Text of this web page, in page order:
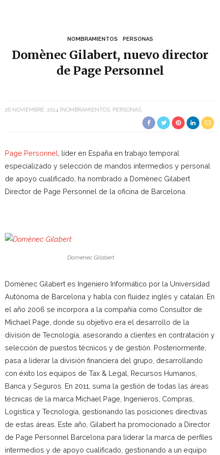
NOMBRAMIENTOS PERSONAS
Domènec Gilabert, nuevo director
de Page Personnel
26 NOVIEMBRE, 2014 NOMBRAMIENTOS PERSONAS
Page Personnel , líder en España en trabajo temporal
especializado y selección de mandos intermedios y personal
de apoyo cualificado, ha nombrado a Domènec Gilabert
Director de Page Personnel de la oficina de Barcelona.
Domènec Gilabert
Domènec Gilabert es Ingeniero Informático por la Universidad
Autónoma de Barcelona y habla con fluidez inglés y catalán. En
el año 2006 se incorpora a la compañía como Consultor de
Michael Page, donde su objetivo era el desarrollo de la
división de Tecnología, asesorando a clientes en contratación y
selección de puestos técnicos y de gestión. Posteriormente,
pasa a liderar la división financiera del grupo, desarrollando
con éxito los equipos de Tax & Legal, Recursos Humanos,
Banca y Seguros. En 2011, suma la gestión de todas las áreas
técnicas de la marca Michael Page, Ingenieros, Compras,
Logística y Tecnología, gestionando las posiciones directivas
de estas áreas. Este año, Gilabert ha promocionado a Director
de Page Personnel Barcelona para liderar la marca de perfiles
intermedios y de apoyo cualificado, gestionando a un equipo